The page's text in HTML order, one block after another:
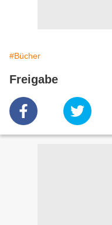
#Bücher
Freigabe